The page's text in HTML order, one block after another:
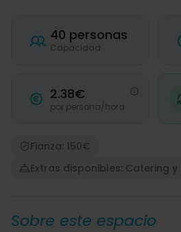
40 personas
Capacidad
2.38€
por persona/hora
Fianza: 150€
Extras disponibles: Catering
Sobre este espacio